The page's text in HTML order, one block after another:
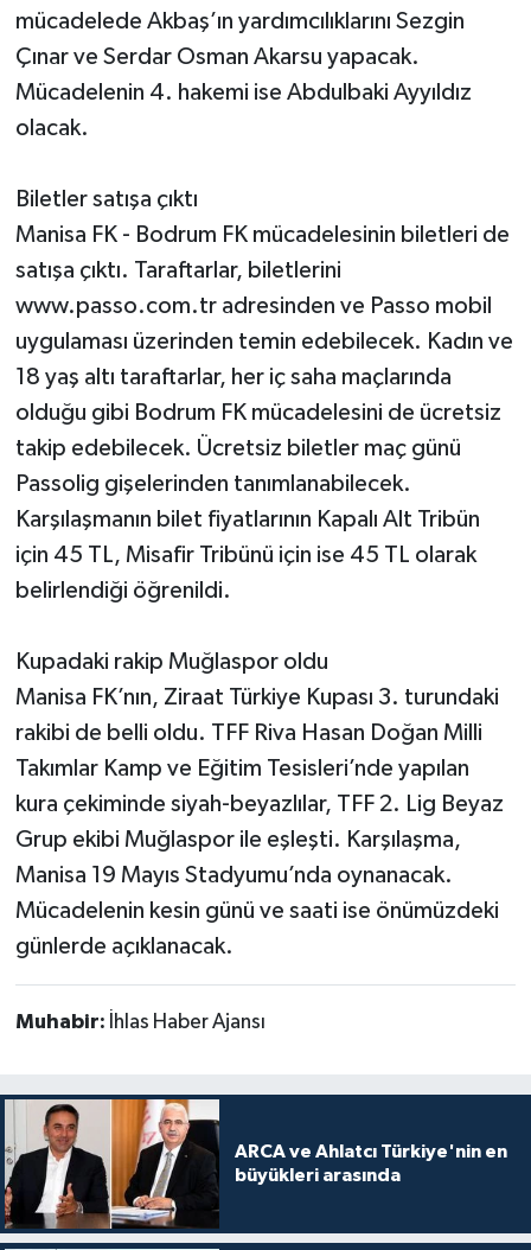
mücadelede Akbaş’ın yardımcılıklarını Sezgin
Çınar ve Serdar Osman Akarsu yapacak.
Mücadelenin 4. hakemi ise Abdulbaki Ayyıldız
olacak.
Biletler satışa çıktı
Manisa FK - Bodrum FK mücadelesinin biletleri de
satışa çıktı. Taraftarlar, biletlerini
www.passo.com.tr adresinden ve Passo mobil
uygulaması üzerinden temin edebilecek. Kadın ve
18 yaş altı taraftarlar, her iç saha maçlarında
olduğu gibi Bodrum FK mücadelesini de ücretsiz
takip edebilecek. Ücretsiz biletler maç günü
Passolig gişelerinden tanımlanabilecek.
Karşılaşmanın bilet fiyatlarının Kapalı Alt Tribün
için 45 TL, Misafir Tribünü için ise 45 TL olarak
belirlendiği öğrenildi.
Kupadaki rakip Muğlaspor oldu
Manisa FK’nın, Ziraat Türkiye Kupası 3. turundaki
rakibi de belli oldu. TFF Riva Hasan Doğan Milli
Takımlar Kamp ve Eğitim Tesisleri’nde yapılan
kura çekiminde siyah-beyazlılar, TFF 2. Lig Beyaz
Grup ekibi Muğlaspor ile eşleşti. Karşılaşma,
Manisa 19 Mayıs Stadyumu’nda oynanacak.
Mücadelenin kesin günü ve saati ise önümüzdeki
günlerde açıklanacak.
Muhabir: İhlas Haber Ajansı
ARCA ve Ahlatcı Türkiye'nin en
büyükleri arasında